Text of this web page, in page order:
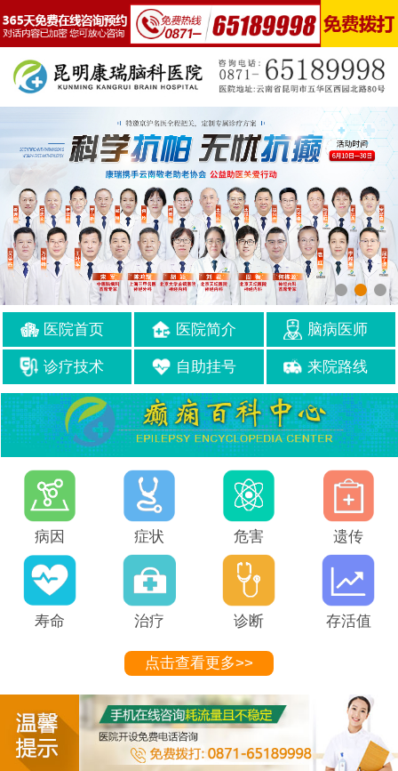
医院首页 医院简介 脑病医师
诊疗技术 自助挂号 来院路线
病因 症状 危害 遗传
寿命 治疗 诊断 存活值
点击查看更多>>